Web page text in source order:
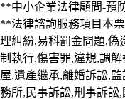
**中小企業法律顧問-預
**法律諮詢服務項目本
理糾紛,易科罰金問題,偽
制執行,傷害罪,違規,調
屋,遺產繼承,離婚訴訟,
務所,民事訴訟,刑事訴訟